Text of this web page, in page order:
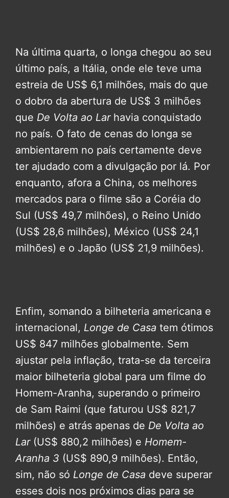
Na última quarta, o longa chegou ao seu
último país, a Itália, onde ele teve uma
estreia de US$ 6,1 milhões, mais do que
o dobro da abertura de US$ 3 milhões
que De Volta ao Larhavia conquistado
no país. O fato de cenas do longa se
ambientarem no país certamente deve
ter ajudado com a divulgação por lá. Por
enquanto, afora a China, os melhores
mercados para o filme são a Coréia do
Sul (US$ 49,7 milhões), o Reino Unido
(US$ 28,6 milhões), México (US$ 24,1
milhões) e o Japão (US$ 21,9 milhões).
Enfim, somando a bilheteria americana e
internacional, Longe de Casa tem ótimos
US$ 847 milhões globalmente. Sem
ajustar pela inflação, trata-se da terceira
maior bilheteria global para um filme do
Homem-Aranha, superando o primeiro
de Sam Raimi (que faturou US$ 821,7
milhões) e atrás apenas de De Volta ao
Lar (US$ 880,2 milhões) e Homem-
Aranha 3 (US$ 890,9 milhões). Então,
sim, não só Longe de Casa deve superar
esses dois nos próximos dias para se